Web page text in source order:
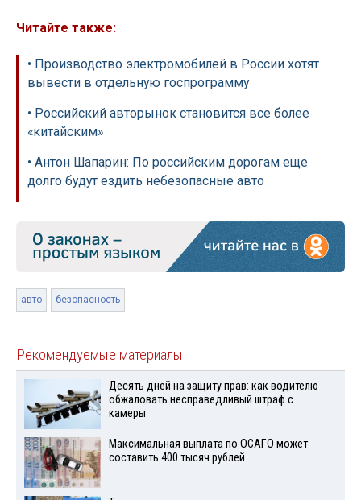
Читайте также:
• Производство электромобилей в России хотят
вывести в отдельную госпрограмму
• Российский авторынок становится все более
«китайским»
• Антон Шапарин: По российским дорогам еще
долго будут ездить небезопасные авто
авто безопасность
Рекомендуемые материалы
Десять дней на защиту прав: как водителю
обжаловать несправедливый штраф с
камеры
Максимальная выплата по ОСАГО может
составить 400 тысяч рублей